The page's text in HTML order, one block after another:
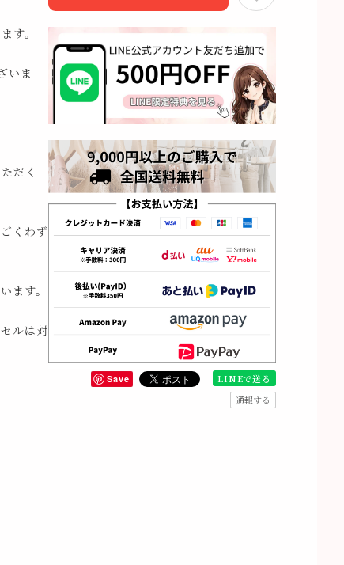
す。
いま
だく
くわず
ます。
ルは対
Save
LINEで送る
通報する